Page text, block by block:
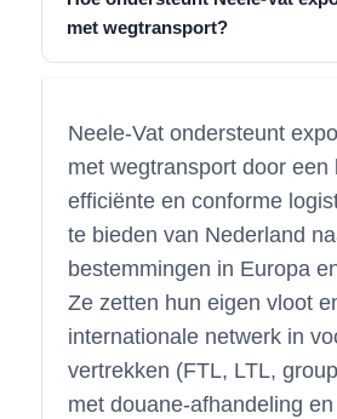
met wegtransport?
Neele-Vat ondersteunt
met wegtransport door een
efficiënte en conforme
te bieden van Nederland
bestemmingen in Europa
Ze zetten hun eigen vloot
internationale netwerk in
vertrekken (FTL, LTL,
met douane-afhandeling en